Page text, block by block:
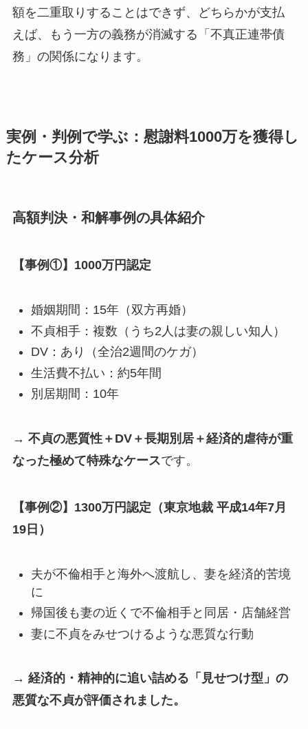
額を二重取りすることはできず、どちらかが支払
えば、もう一方の義務が消滅する「不真正連帯債
務」の関係になります。
実例・判例で学ぶ：慰謝料1000万を獲得し
たケース分析
高額判決・和解事例の具体紹介
【事例①】1000万円認定
婚姻期間：15年（双方再婚）
不貞相手：複数（うち2人は妻の親しい知人）
DV：あり（全治2週間のケガ）
生活費不払い：約5年間
別居期間：10年
→ 不貞の悪質性＋DV＋長期別居＋経済的虐待が重
なった極めて特殊なケースです。
【事例②】1300万円認定（東京地裁 平成14年7月
19日）
夫が不倫相手と海外へ渡航し、妻を経済的苦境
に
帰国後も妻の近くで不倫相手と同居・店舗経営
妻に不貞をみせつけるような悪質な行動
→ 経済的・精神的に追い詰める「見せつけ型」の
悪質な不貞が評価されました。